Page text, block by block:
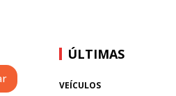
ÚLTIMAS
VEÍCULOS